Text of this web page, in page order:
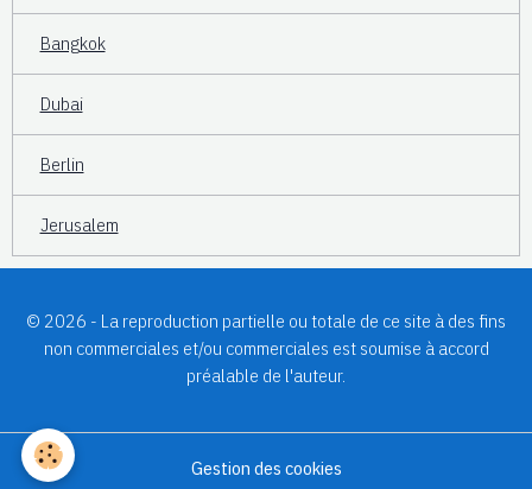
Bangkok
Dubai
Berlin
Jerusalem
© 2026 - La reproduction partielle ou totale de ce site à des fins
non commerciales et/ou commerciales est soumise à accord
préalable de l'auteur.
Gestion des cookies